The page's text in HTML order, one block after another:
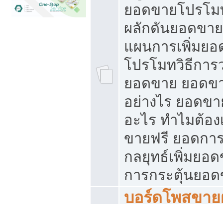
ยอดขายโปรโ
ผลักดันยอดขา
แผนการเพิ่มย
โปรโมทวิธีการ
ยอดขาย ยอดข
อย่างไร ยอดข
อะไร ทำไมต้อ
ขายฟรี ยอดกา
กลยุทธ์เพิ่มยอ
การกระตุ้นยอ
บอร์ดโพสขา